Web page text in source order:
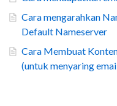
Cara mengarahkan
Default Nameserver
Cara Membuat
(untuk menyaring